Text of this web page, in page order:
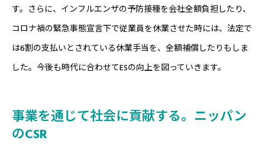
す。さらに、インフルエンザの予防接種を会社全額負担したり、
コロナ禍の緊急事態宣言下で従業員を休業させた時には、法定で
は6割の支払いとされている休業手当を、全額補償したりもしま
した。今後も時代に合わせてESの向上を図っていきます。
事業を通じて社会に貢献する。ニッパン
のCSR